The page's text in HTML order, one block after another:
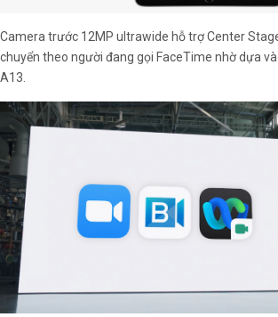
Camera trước 12MP ultrawide hỗ trợ Center
chuyển theo người đang gọi FaceTime nhờ dựa
A13.